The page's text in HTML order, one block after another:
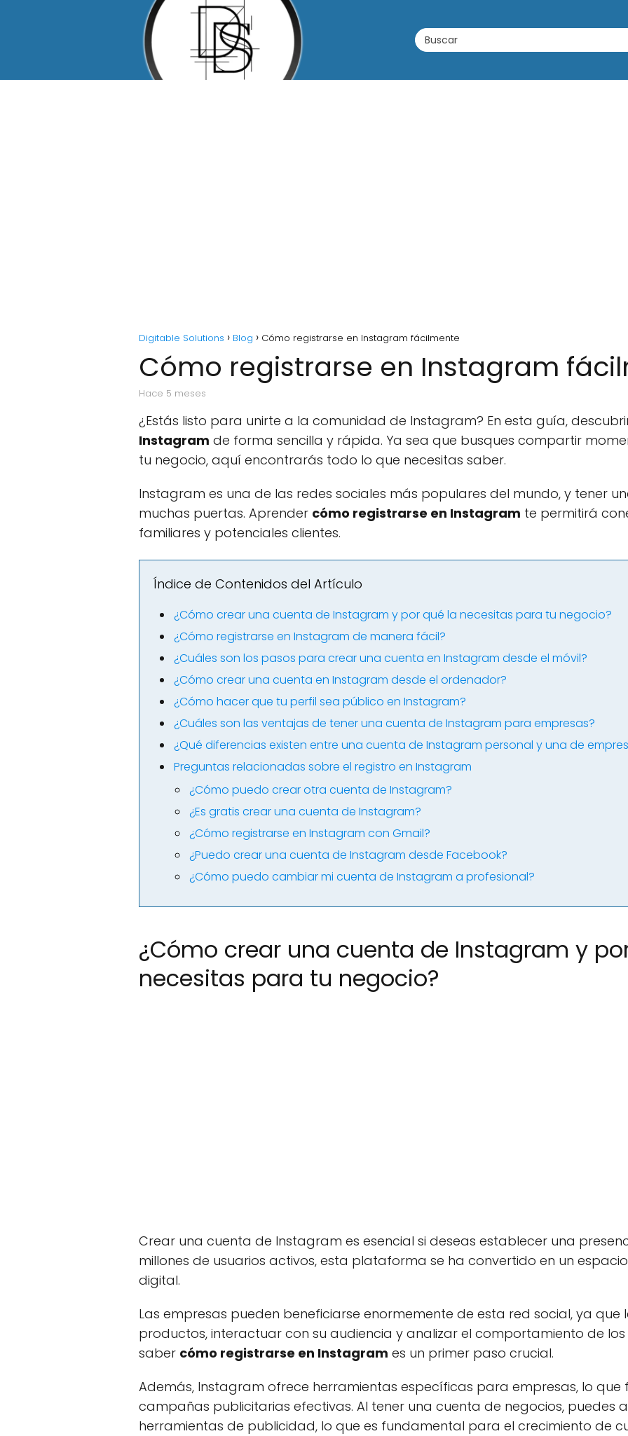
Digitable Solutions Blog Cómo registrarse en Instagram fácilmente
Cómo registrarse en Instagram
hace 5 meses
¿Estás listo para unirte a la comunidad de Instagram? En esta guía,
Instagram de forma sencilla y rápida. Ya sea que busques compartir
tu negocio, aquí encontrarás todo lo que necesitas saber.
Instagram es una de las redes sociales más populares del mundo, y tener
muchas puertas. Aprender cómo registrarse en Instagram te permitirá
familiares y potenciales clientes.
Índice de Contenidos del Artículo
¿Cómo crear una cuenta de Instagram y por qué la necesitas para tu negocio?
¿Cómo registrarse en Instagram de manera fácil?
¿Cuáles son los pasos para crear una cuenta en Instagram desde el móvil?
¿Cómo crear una cuenta en Instagram desde el ordenador?
¿Cómo hacer que tu perfil sea público en Instagram?
¿Cuáles son las ventajas de tener una cuenta de Instagram para empresas?
¿Qué diferencias existen entre una cuenta de Instagram personal y una de
Preguntas relacionadas sobre el registro en Instagram
¿Cómo puedo crear otra cuenta de Instagram?
¿Es gratis crear una cuenta de Instagram?
¿Cómo registrarse en Instagram con Gmail?
¿Puedo crear una cuenta de Instagram desde Facebook?
¿Cómo puedo cambiar mi cuenta de Instagram a profesional?
¿Cómo crear una cuenta de Instagram y
necesitas para tu negocio?
Crear una cuenta de Instagram es esencial si deseas establecer una
millones de usuarios activos, esta plataforma se ha convertido en un
digital.
Las empresas pueden beneficiarse enormemente de esta red social, ya
productos, interactuar con su audiencia y analizar el comportamiento de los
saber cómo registrarse en Instagram es un primer paso crucial.
Además, Instagram ofrece herramientas específicas para empresas, lo
campañas publicitarias efectivas. Al tener una cuenta de negocios, puedes
herramientas de publicidad, lo que es fundamental para el crecimiento de